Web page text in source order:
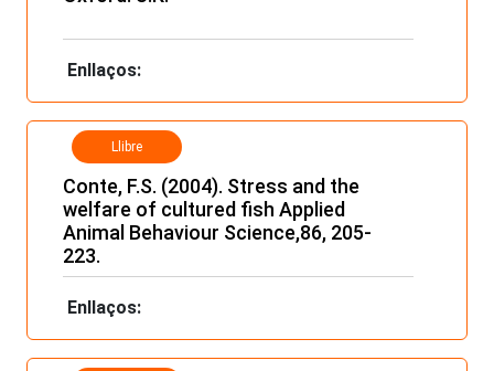
Enllaços:
Llibre
Conte, F.S. (2004). Stress and the
welfare of cultured fish Applied
Animal Behaviour Science,86, 205-
223.
Enllaços: